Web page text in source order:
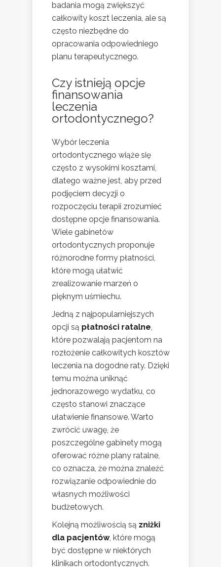
badania mogą zwiększyć
całkowity koszt leczenia, ale są
często niezbędne do
opracowania odpowiedniego
planu terapeutycznego.
Czy istnieją opcje
finansowania
leczenia
ortodontycznego?
Wybór leczenia
ortodontycznego wiąże się
często z wysokimi kosztami,
dlatego ważne jest, aby przed
podjęciem decyzji o
rozpoczęciu terapii zrozumieć
dostępne opcje finansowania.
Wiele gabinetów
ortodontycznych proponuje
różnorodne formy płatności,
które mogą ułatwić
zrealizowanie marzeń o
pięknym uśmiechu.
Jedną z najpopularniejszych
opcji są płatności ratalne,
które pozwalają pacjentom na
rozłożenie całkowitych kosztów
leczenia na dogodne raty. Dzięki
temu można uniknąć
jednorazowego wydatku, co
często stanowi znaczące
ułatwienie finansowe. Warto
zwrócić uwagę, że
poszczególne gabinety mogą
oferować różne plany ratalne,
co oznacza, że można znaleźć
rozwiązanie odpowiednie do
własnych możliwości
budżetowych.
Kolejną możliwością są zniżki
dla pacjentów, które mogą
być dostępne w niektórych
klinikach ortodontycznych.